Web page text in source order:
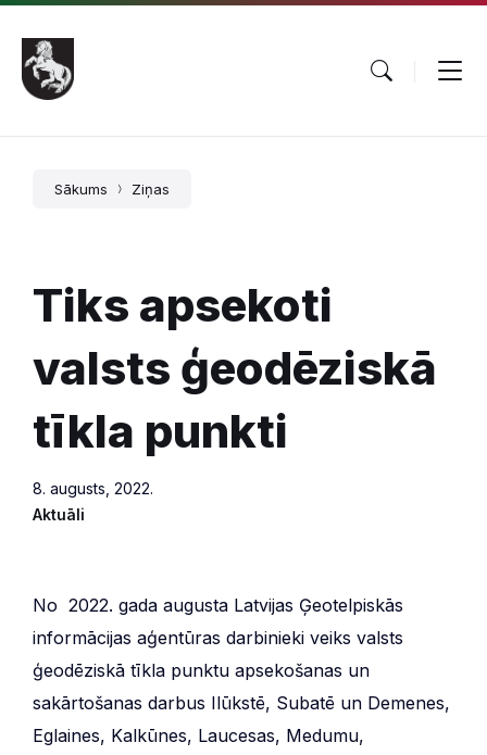
Pāriet
saturu
Skip
main
navigation
Skip
footer
Sākums Ziņas
Tiks apsekoti
valsts ģeodēziskā
tīkla punkti
8. augusts, 2022.
Aktuāli
No 2022. gada augusta Latvijas Ģeotelpiskās
informācijas aģentūras darbinieki veiks valsts
ģeodēziskā tīkla punktu apsekošanas un
sakārtošanas darbus Ilūkstē, Subatē un Demenes,
Eglaines, Kalkūnes, Laucesas, Medumu,